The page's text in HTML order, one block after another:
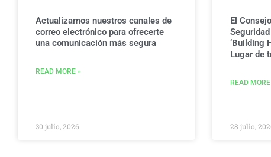
Actualizamos nuestros canales de
correo electrónico para ofrecerte
una comunicación más segura
READ MORE »
30 julio, 2026
El
‘Building
Lugar de
READ
28 julio,